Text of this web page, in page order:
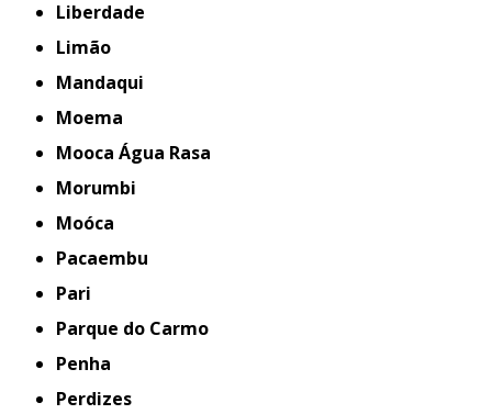
Liberdade
Limão
Mandaqui
Moema
Mooca Água Rasa
Morumbi
Moóca
Pacaembu
Pari
Parque do Carmo
Penha
Perdizes